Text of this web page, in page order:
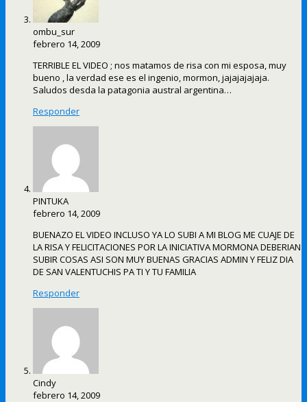
ombu_sur
febrero 14, 2009
TERRIBLE EL VIDEO ; nos matamos de risa con mi esposa, muy
bueno , la verdad ese es el ingenio, mormon, jajajajajaja.
Saludos desda la patagonia austral argentina…
Responder
PINTUKA
febrero 14, 2009
BUENAZO EL VIDEO INCLUSO YA LO SUBI A MI BLOG ME CUAJE DE
LA RISA Y FELICITACIONES POR LA INICIATIVA MORMONA DEBERIAN
SUBIR COSAS ASI SON MUY BUENAS GRACIAS ADMIN Y FELIZ DIA
DE SAN VALENTUCHIS PA TI Y TU FAMILIA
Responder
Cindy
febrero 14, 2009